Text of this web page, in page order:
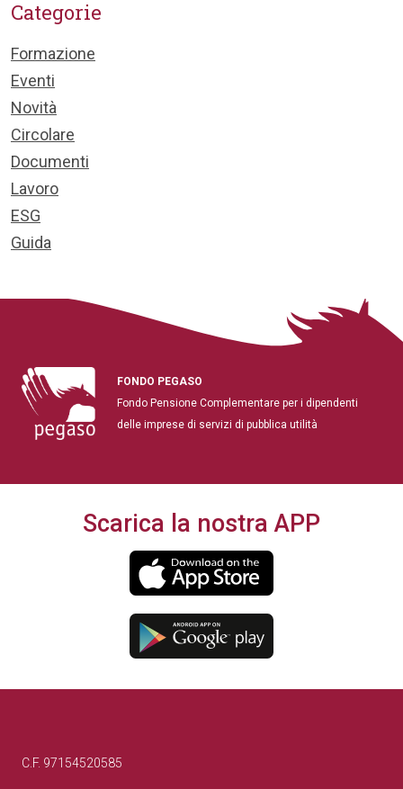
Categorie
Formazione
Eventi
Novità
Circolare
Documenti
Lavoro
ESG
Guida
FONDO PEGASO
Fondo Pensione Complementare per i dipendenti
delle imprese di servizi di pubblica utilità
Scarica la nostra APP
C.F. 97154520585